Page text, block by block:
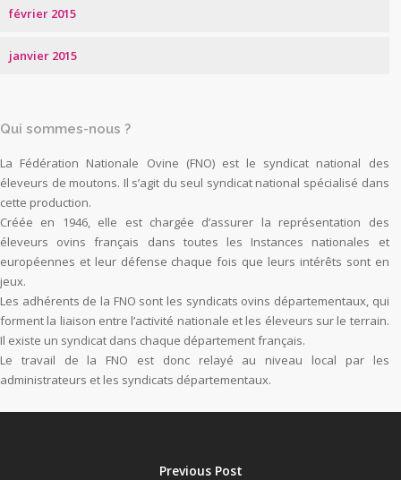
février 2015
janvier 2015
Qui sommes-nous ?
La Fédération Nationale Ovine (FNO) est le syndicat national des
éleveurs de moutons. Il s’agit du seul syndicat national spécialisé dans
cette production.
Créée en 1946, elle est chargée d’assurer la représentation des
éleveurs ovins français dans toutes les Instances nationales et
européennes et leur défense chaque fois que leurs intérêts sont en
jeux.
Les adhérents de la FNO sont les syndicats ovins départementaux, qui
forment la liaison entre l’activité nationale et les éleveurs sur le terrain.
Il existe un syndicat dans chaque département français.
Le travail de la FNO est donc relayé au niveau local par les
administrateurs et les syndicats départementaux.
Previous Post